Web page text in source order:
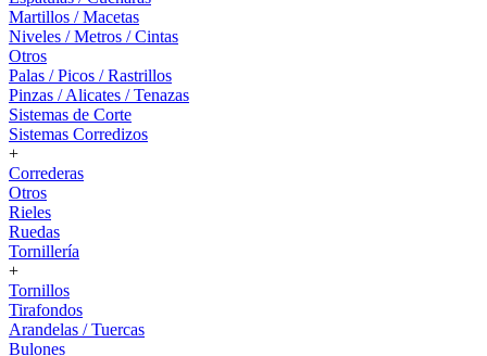
Martillos / Macetas
Niveles / Metros / Cintas
Otros
Palas / Picos / Rastrillos
Pinzas / Alicates / Tenazas
Sistemas de Corte
Sistemas Corredizos
+
Correderas
Otros
Rieles
Ruedas
Tornillería
+
Tornillos
Tirafondos
Arandelas / Tuercas
Bulones